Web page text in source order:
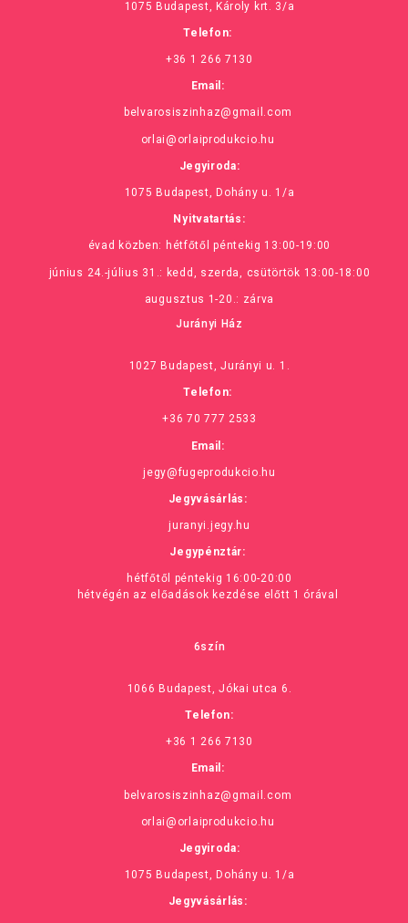
1075 Budapest, Károly krt. 3/a
Telefon:
+36 1 266 7130
Email:
belvarosiszinhaz@gmail.com
orlai@orlaiprodukcio.hu
Jegyiroda:
1075 Budapest, Dohány u. 1/a
Nyitvatartás:
évad közben: hétfőtől péntekig 13:00-19:00
június 24.-július 31.: kedd, szerda, csütörtök 13:00-18:00
augusztus 1-20.: zárva
Jurányi Ház
1027 Budapest, Jurányi u. 1.
Telefon:
+36 70 777 2533
Email:
jegy@fugeprodukcio.hu
Jegyvásárlás:
juranyi.jegy.hu
Jegypénztár:
hétfőtől péntekig 16:00-20:00
hétvégén az előadások kezdése előtt 1 órával
6szín
1066 Budapest, Jókai utca 6.
Telefon:
+36 1 266 7130
Email:
belvarosiszinhaz@gmail.com
orlai@orlaiprodukcio.hu
Jegyiroda:
1075 Budapest, Dohány u. 1/a
Jegyvásárlás: